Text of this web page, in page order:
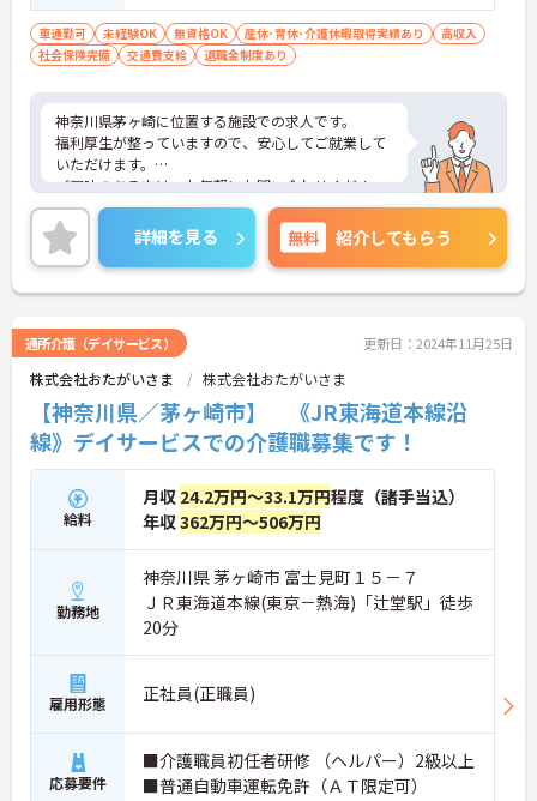
車通勤可 未経験OK 無資格OK 産休･育休･介護休暇取得実績あり
高収入
社会保険完備
交通費支給 退職金制度あり
神奈川県茅ヶ崎に位置する施設での求人です。
福利厚生が整っていますので、安心してご就業して
いただけます。
ご興味のある方は、お気軽にお問い合わせくださ
い。
詳細を見る 無料 紹介してもらう
通所介護（デイサービス） 更新日：2024年11月25日
株式会社おたがいさま 株式会社おたがいさま
【神奈川県／茅ヶ崎市】 《JR東海道本線沿
線》デイサービスでの介護職募集です！
給料
月収 24.2万円～33.1万円程度（諸手当込）
年収362万円～506万円
勤務地
神奈川県 茅ヶ崎市 富士見町１５－７
ＪＲ東海道本線(東京－熱海)「辻堂駅」徒歩
20分
雇用形態 正社員(正職員)
応募要件
■介護職員初任者研修 （ヘルパー）2級以上
■普通自動車運転免許（ＡＴ限定可）